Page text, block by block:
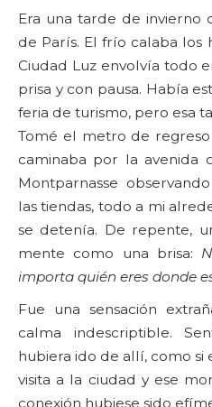
Era una tarde de invierno
de París. El frío calaba los
Ciudad Luz envolvía todo
prisa y con pausa. Había
feria de turismo, pero esa
Tomé el metro de
caminaba por la avenida
Montparnasse
las tiendas, todo a mi
se detenía. De repente,
mente como una brisa:
importa quién eres donde
Fue una sensación
calma indescriptible.
hubiera ido de allí, como
visita a la ciudad y ese
conexión hubiese sido